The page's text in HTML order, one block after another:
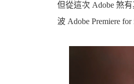
但從這次 Adobe 煞
波 Adobe Premiere